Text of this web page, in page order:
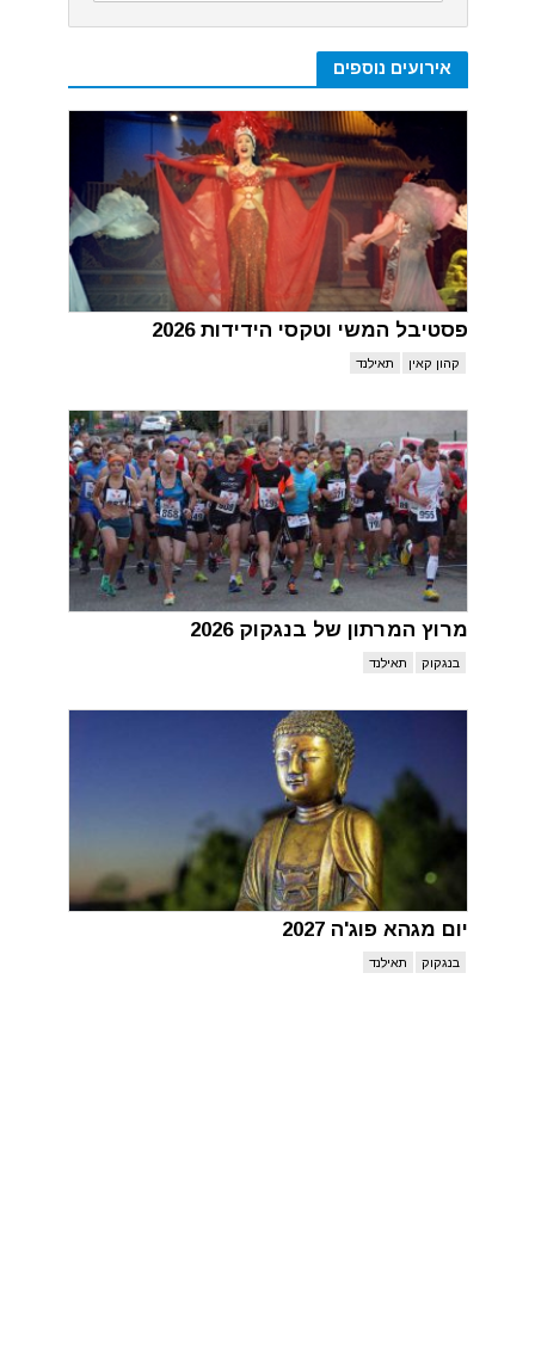
אירועים נוספים
פסטיבל המשי וטקסי הידידות 2026
קהון קאין תאילנד
מרוץ המרתון של בנגקוק 2026
בנגקוק תאילנד
יום מגהא פוג'ה 2027
בנגקוק תאילנד